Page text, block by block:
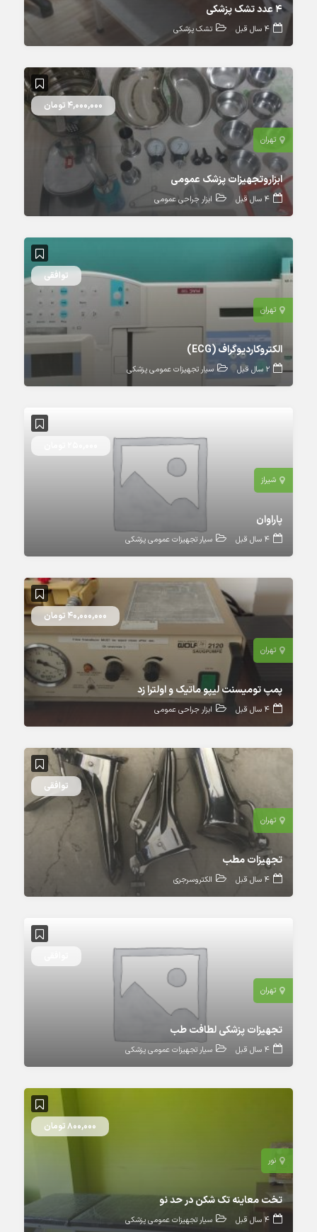
۴ عدد تشک پزشکی
4 سال قبل تشک پزشکی
تهران
4,000,000 تومان
ابزاروتجهیزات پزشک عمومی
4 سال قبل ابزار جراحی عمومی
تهران
توافقی
الکتروکاردیوگراف (ECG)
2 سال قبل سیار تجهیزات عمومی پزشکی
شیراز
پاراوان
4 سال قبل سیار تجهیزات عمومی پزشکی
تهران
40,000,000 تومان
پمپ تومیسنت لیپو ماتیک و اولترا زد
4 سال قبل ابزار جراحی عمومی
تهران
توافقی
تجهیزات مطب
4 سال قبل الکتروسرجری
تهران
تجهیزات پزشکی لطافت طب
4 سال قبل سیار تجهیزات عمومی پزشکی
نور
800,000 تومان
تخت معاینه تک شکن در حد نو
4 سال قبل سیار تجهیزات عمومی پزشکی